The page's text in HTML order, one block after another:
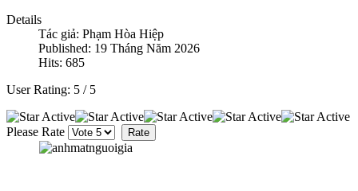
Details
Tác giả: Phạm Hòa Hiệp
Published: 19 Tháng Năm 2026
Hits: 685
User Rating: 5 / 5
Please Rate